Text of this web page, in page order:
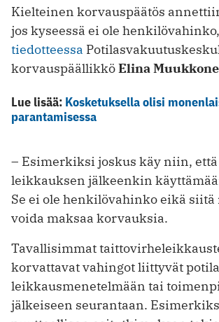
Kielteinen korvauspäätös
jos kyseessä ei ole
tiedotteessa
korvauspäällikköElina
Lue lisää: Kosketuksella olisi
parantamisessa
– Esimerkiksi joskus käy niin,
leikkauksen jälkeenkin
Se ei ole henkilövahinko eikä
voida maksaa korvauksia.
Tavallisimmat
korvattavat vahingot liittyvät
leikkausmenetelmään tai
jälkeiseen seurantaan.